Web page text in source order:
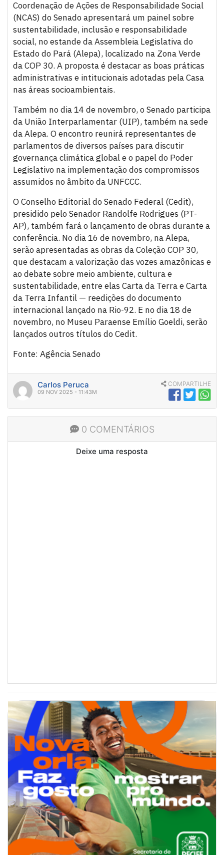
Coordenação de Ações de Responsabilidade Social
(NCAS) do Senado apresentará um painel sobre
sustentabilidade, inclusão e responsabilidade
social, no estande da Assembleia Legislativa do
Estado do Pará (Alepa), localizado na Zona Verde
da COP 30. A proposta é destacar as boas práticas
administrativas e intitucionais adotadas pela Casa
nas áreas socioambientais.
Também no dia 14 de novembro, o Senado participa
da União Interparlamentar (UIP), também na sede
da Alepa. O encontro reunirá representantes de
parlamentos de diversos países para discutir
governança climática global e o papel do Poder
Legislativo na implementação dos compromissos
assumidos no âmbito da UNFCCC.
O Conselho Editorial do Senado Federal (Cedit),
presidido pelo Senador Randolfe Rodrigues (PT-
AP), também fará o lançamento de obras durante a
conferência. No dia 16 de novembro, na Alepa,
serão apresentadas as obras da Coleção COP 30,
que destacam a valorização das vozes amazônicas e
ao debate sobre meio ambiente, cultura e
sustentabilidade, entre elas Carta da Terra e Carta
da Terra Infantil — reedições do documento
internacional lançado na Rio-92. E no dia 18 de
novembro, no Museu Paraense Emílio Goeldi, serão
lançados outros títulos do Cedit.
Fonte: Agência Senado
Carlos Peruca
09 NOV 2025 - 11:43M
COMPARTILHE
0 COMENTÁRIOS
Deixe uma resposta